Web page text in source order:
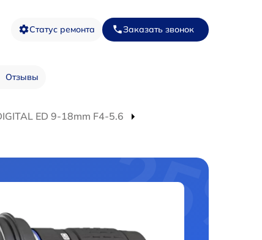
Статус ремонта Заказать звонок
Отзывы
ED 9-18mm F4-5.6